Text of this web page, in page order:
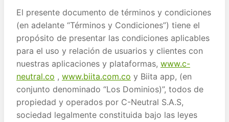
El presente documento de términos y condiciones
(en adelante “Términos y Condiciones”) tiene el
propósito de presentar las condiciones aplicables
para el uso y relación de usuarios y clientes con
nuestras aplicaciones y plataformas, www.c-
neutral.co , www.biita.com.co y Biita app, (en
conjunto denominado “Los Dominios)”, todos de
propiedad y operados por C-Neutral S.A.S,
sociedad legalmente constituida bajo las leyes